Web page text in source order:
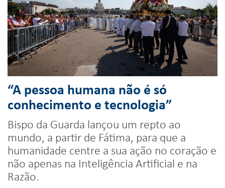
“A pessoa humana não é só
conhecimento e tecnologia”
Bispo da Guarda lançou um repto ao
mundo, a partir de Fátima, para que a
humanidade centre a sua ação no coração e
não apenas na Inteligência Artificial e na
Razão.